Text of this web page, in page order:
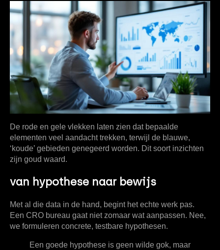
De rode en gele vlekken laten zien dat bepaalde
elementen veel aandacht trekken, terwijl de blauwe,
‘koude’ gebieden genegeerd worden. Dit soort inzichten
zijn goud waard.
van hypothese naar bewijs
Met al die data in de hand, begint het echte werk pas.
Een CRO bureau gaat niet zomaar wat aanpassen. Nee,
we formuleren concrete, testbare hypothesen.
Een goede hypothese is geen wilde gok, maar